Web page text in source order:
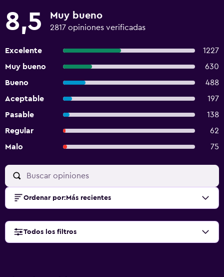
8,5 Muy bueno
2817 opiniones verificadas
Excelente
1227
Muy bueno
630
Bueno
488
Aceptable
197
Pasable
138
Regular
62
Malo
75
Ordenar por: Más recientes
Todos los filtros